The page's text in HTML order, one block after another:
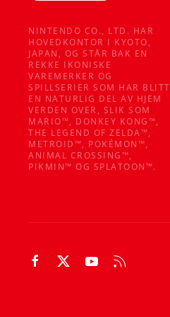
NINTENDO CO., LTD. HAR
HOVEDKONTOR I KYOTO,
JAPAN, OG STÅR BAK EN
REKKE IKONISKE
VAREMERKER OG
SPILLSERIER SOM HAR BLITT
EN NATURLIG DEL AV HJEM
VERDEN OVER, SLIK SOM
MARIO™, DONKEY KONG™,
THE LEGEND OF ZELDA™,
METROID™, POKÉMON™,
ANIMAL CROSSING™,
PIKMIN™ OG SPLATOON™.